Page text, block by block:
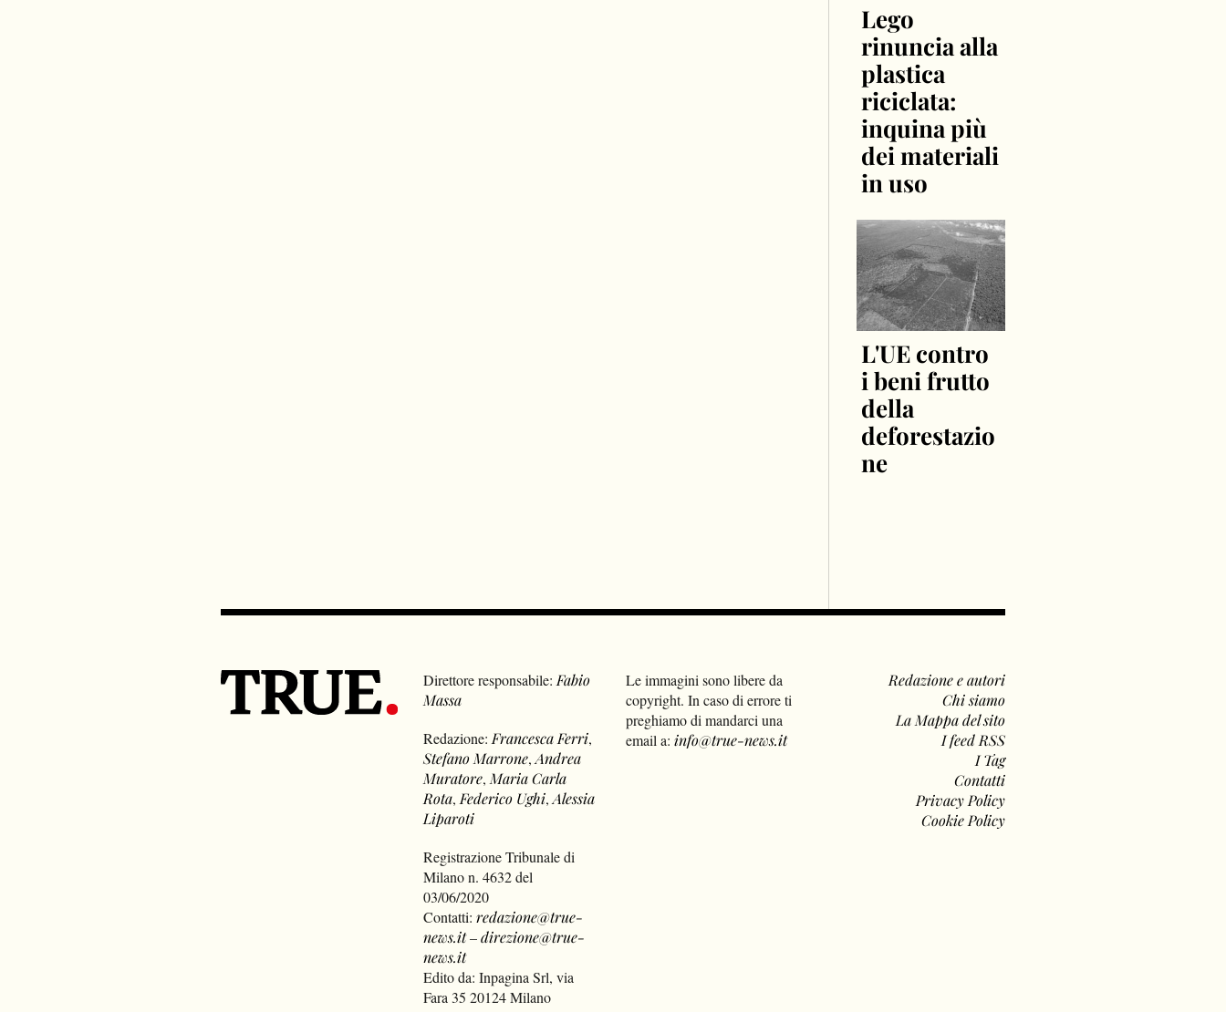
Lego
rinuncia alla
plastica
riciclata:
inquina più
dei materiali
in uso
L'UE contro
i beni frutto
della
deforestazio
ne
Direttore responsabile:Fabio
Massa
Redazione:Francesca Ferri,
Stefano Marrone,Andrea
Muratore,Maria Carla
Rota,Federico Ughi,Alessia
Liparoti
Registrazione Tribunale di
Milano n. 4632 del
03/06/2020
Contatti:redazione@true-
news.it–direzione@true-
news.it
Edito da: Inpagina Srl, via
Fara 35 20124 Milano
Le immagini sono libere da
copyright. In caso di errore ti
preghiamo di mandarci una
email a: info@true-news.it
Redazione e autori
Chi siamo
La Mappa del sito
I feed RSS
I Tag
Contatti
Privacy Policy
Cookie Policy